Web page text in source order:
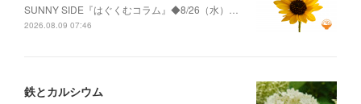
SUNNY SIDE『はぐくむコラム』◆8/26（水）…
2026.08.09 07:46
鉄とカルシウム